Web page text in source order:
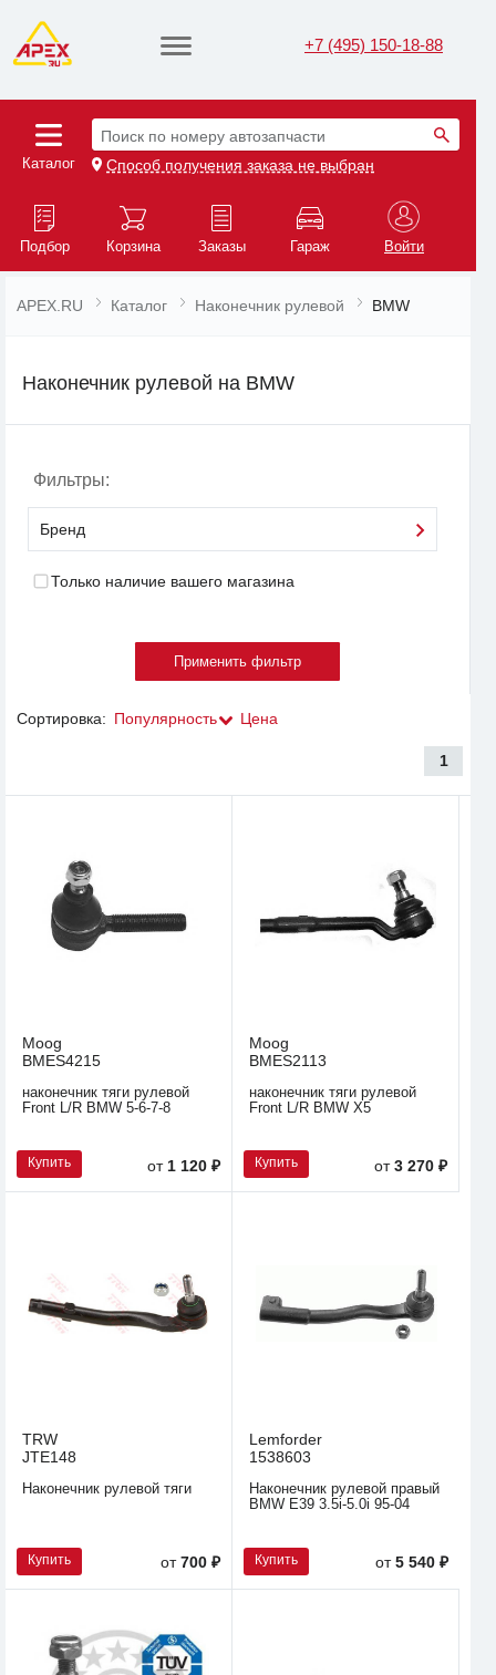
+7 (495) 150-18-88
Каталог
Поиск по номеру автозапчасти
Способ получения заказа не выбран
Подбор Корзина Заказы Гараж Войти
APEX.RU Каталог Наконечник рулевой BMW
Наконечник рулевой на BMW
Фильтры:
Бренд
Только наличие вашего магазина
Сортировка: Популярность Цена
1
Moog
BMES4215
наконечник тяги рулевой
Front L/R BMW 5-6-7-8
Купить от 1 120 ₽
Moog
BMES2113
наконечник тяги рулевой
Front L/R BMW X5
Купить от3 270 ₽
TRW
JTE148
Наконечник рулевой тяги
Купить от700 ₽
Lemforder
1538603
Наконечник рулевой правый
BMW E39 3.5i-5.0i 95-04
Купить от5 540 ₽